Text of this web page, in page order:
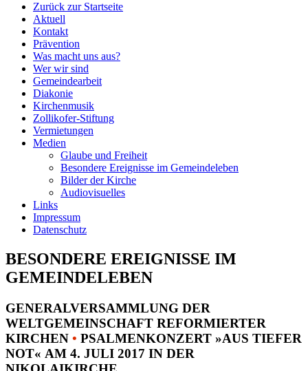
Zurück zur Startseite
Aktuell
Kontakt
Prävention
Was macht uns aus?
Wer wir sind
Gemeindearbeit
Diakonie
Kirchenmusik
Zollikofer-Stiftung
Vermietungen
Medien
Glaube und Freiheit
Besondere Ereignisse im Gemeindeleben
Bilder der Kirche
Audiovisuelles
Links
Impressum
Datenschutz
BESONDERE EREIGNISSE IM
GEMEINDELEBEN
GENERALVERSAMMLUNG DER
WELTGEMEINSCHAFT REFORMIERTER
KIRCHEN • PSALMENKONZERT »AUS TIEFER
NOT« AM 4. JULI 2017 IN DER